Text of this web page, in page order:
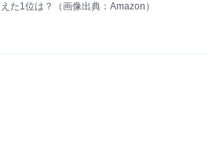
た1位は？（画像出典：Amazon）